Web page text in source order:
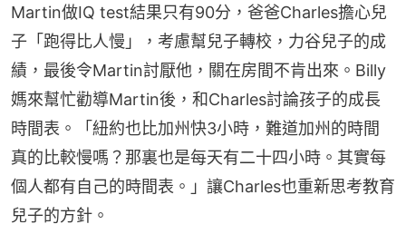
Martin做IQ test結果只有90分，爸爸Charles擔心兒
子「跑得比人慢」，考慮幫兒子轉校，力谷兒子的成
績，最後令Martin討厭他，關在房間不肯出來。Billy
媽來幫忙勸導Martin後，和Charles討論孩子的成長
時間表。「紐約也比加州快3小時，難道加州的時間
真的比較慢嗎？那裏也是每天有二十四小時。其實每
個人都有自己的時間表。」讓Charles也重新思考教育
兒子的方針。